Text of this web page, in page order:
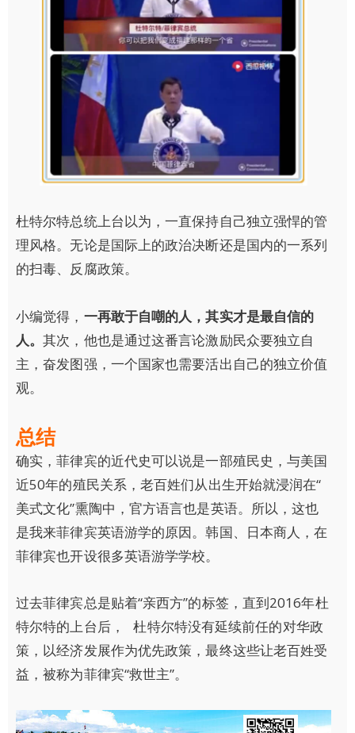
杜特尔特总统上台以为，一直保持自己独立强悍的管
理风格。无论是国际上的政治决断还是国内的一系列
的扫毒、反腐政策。
小编觉得， 一再敢于自嘲的人，其实才是最自信的
人。其次，他也是通过这番言论激励民众要独立自
主，奋发图强，一个国家也需要活出自己的独立价值
观。
总结
确实，菲律宾的近代史可以说是一部殖民史，与美国
近50年的殖民关系，老百姓们从出生开始就浸润在“
美式文化”熏陶中，官方语言也是英语。所以，这也
是我来菲律宾英语游学的原因。韩国、日本商人，在
菲律宾也开设很多英语游学学校。
​过去菲律宾总是贴着“亲西方”的标签，直到2016年杜
特尔特的上台后， 杜特尔特没有延续前任的对华政
策，以经济发展作为优先政策，最终这些让老百姓受
益，被称为菲律宾“救世主”。